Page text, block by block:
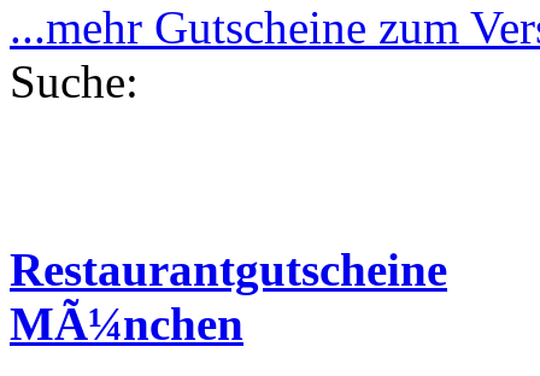
...mehr Gutscheine zum
Suche:
Restaurantgutscheine
MÃ¼nchen